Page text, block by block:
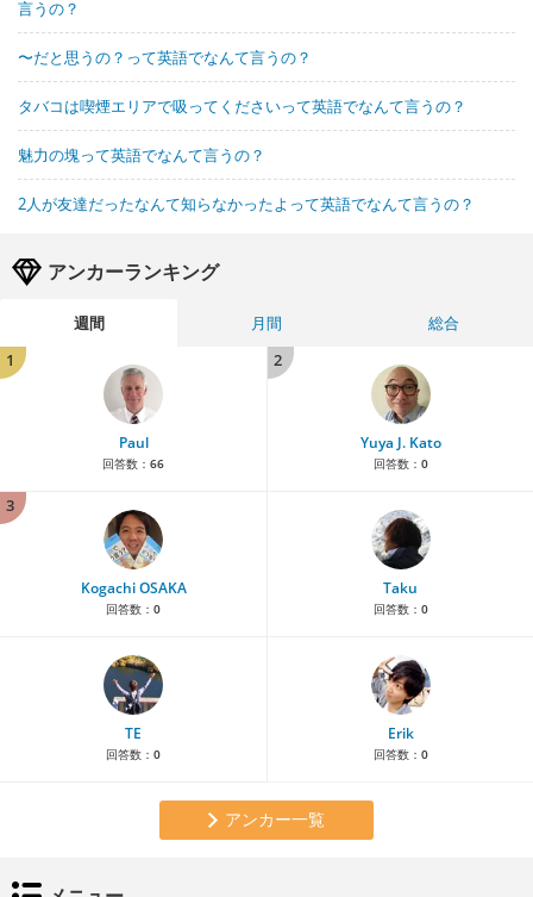
言うの？
〜だと思うの？って英語でなんて言うの？
タバコは喫煙エリアで吸ってくださいって英語でなんて言うの？
魅力の塊って英語でなんて言うの？
2人が友達だったなんて知らなかったよって英語でなんて言うの？
アンカーランキング
週間 月間
総合
1
Paul
回答数： 66
2
Yuya J. Kato
回答数： 0
3
Kogachi OSAKA
回答数： 0
Taku
回答数： 0
TE
回答数： 0
Erik
回答数： 0
アンカー一覧